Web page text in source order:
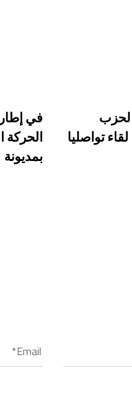
لحزب
تواصليا
في
الحركة
بمديونة